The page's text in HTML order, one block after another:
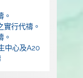
。
行代禱。
。
中心及A20